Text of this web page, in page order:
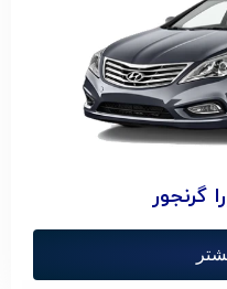
گرنجور